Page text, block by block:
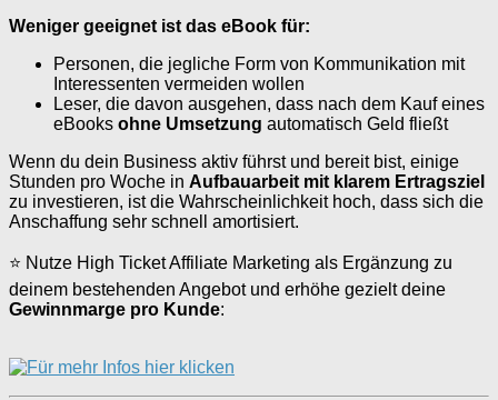
Weniger geeignet ist das eBook für:
Personen, die jegliche Form von Kommunikation mit
Interessenten vermeiden wollen
Leser, die davon ausgehen, dass nach dem Kauf eines
eBooks ohne Umsetzung automatisch Geld fließt
Wenn du dein Business aktiv führst und bereit bist, einige
Stunden pro Woche in Aufbauarbeit mit klarem Ertragsziel
zu investieren, ist die Wahrscheinlichkeit hoch, dass sich die
Anschaffung sehr schnell amortisiert.
⭐ Nutze High Ticket Affiliate Marketing als Ergänzung zu
deinem bestehenden Angebot und erhöhe gezielt deine
Gewinnmarge pro Kunde: